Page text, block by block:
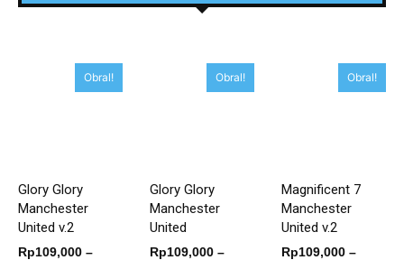
Obral!
Glory Glory
Manchester
United v.2
Rp109,000 –
Obral!
Glory Glory
Manchester
United
Rp109,000 –
Obral!
Magnificent 7
Manchester
United v.2
Rp109,000 –